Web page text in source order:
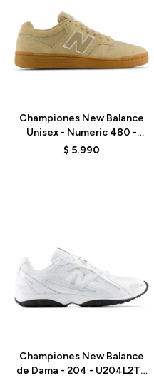
Championes New Balance
Unisex - Numeric 480 -
UN480TSG - BEIGE
$ 5.990
Championes New Balance
de Dama - 204 - U204L2TD